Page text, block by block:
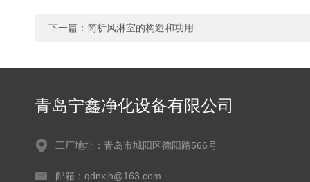
下一篇： 简析风淋室的构造和功用
青岛宁鑫净化设备有限公司
工厂地址：青岛市城阳区德阳路566号
邮箱：qdnxjh@163.com